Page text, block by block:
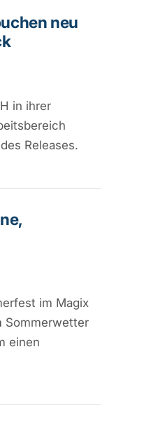
neu
in ihrer
Releases.
im Magix
Sommerwetter
einen